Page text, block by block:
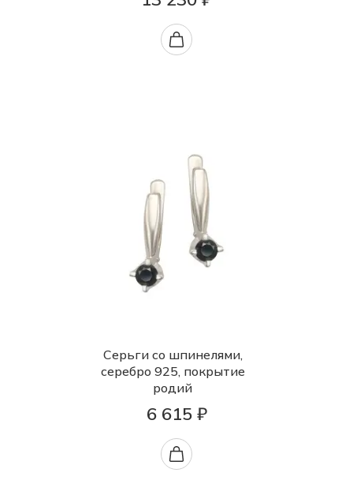
Серьги со шпинелями,
серебро 925, покрытие
родий
6 615 ₽